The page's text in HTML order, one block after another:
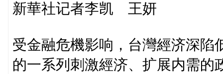
新華社记者李凯 王妍
受金融危機影响，台灣經济深陷
的一系列刺激經济、扩展内需的